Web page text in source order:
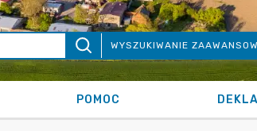
WYSZUKIWANIE
POMOC